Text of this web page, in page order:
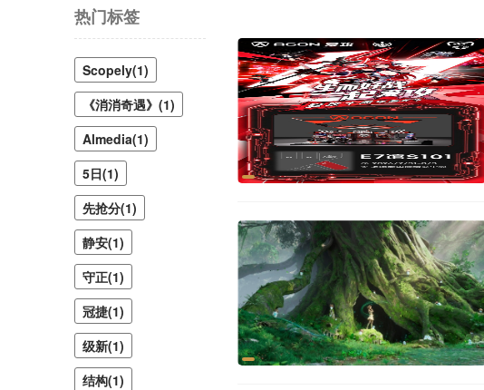
热门标签
Scopely(1)
《消消奇遇》(1)
Almedia(1)
5日(1)
先抢分(1)
静安(1)
守正(1)
冠捷(1)
级新(1)
结构(1)